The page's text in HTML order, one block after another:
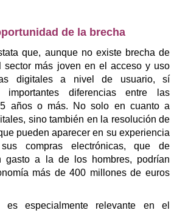
de la brecha
que, aunque no existe brecha de
sector más joven en el acceso y uso
digitales a nivel de usuario, sí
importantes diferencias entre las
años o más. No solo en cuanto a
sino también en la resolución de
pueden aparecer en su experiencia
compras electrónicas, que de
gasto a la de los hombres, podrían
más de 400 millones de euros
es especialmente relevante en el